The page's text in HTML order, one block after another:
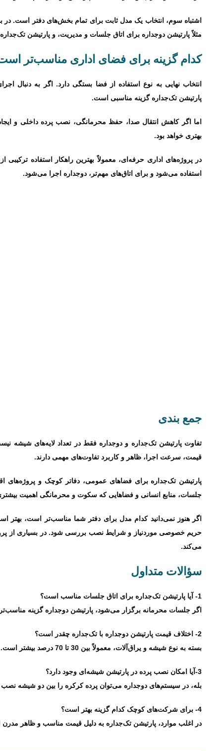
اشتباه سوم، انتخاب یک مدل ثابت برای تمام بخش‌های دفتر است. در
مثلاً پارتیشن دوجداره برای اتاق جلسات و مدیریت، و پارتیشن
کدام گزینه برای فضای اداری مناسب‌تر
انتخاب نهایی به نوع استفاده از فضا بستگی دارد. اگر به دنبال
پارتیشن تک‌جداره گزینه مناسبی است.
اما اگر کاهش انتقال صدا، حفظ محرمانگی، نصب پرده داخلی و
بهتری خواهد بود.
در پروژه‌های اداری حرفه‌ای، معمولاً بهترین راهکار استفاده
استفاده می‌شود و برای اتاق‌های مهم‌تر، دوجداره اجرا می‌شود.
جمع‌ بندی
تفاوت پارتیشن تک‌جداره و دوجداره فقط در تعداد لایه‌های
قیمت، سرعت اجرا، ظاهر و کاربرد تفاوت‌های مهمی دارند.
پارتیشن تک‌جداره برای فضاهای عمومی، دفاتر کوچک و پروژه‌های
جلسات، منابع انسانی و فضاهایی که سکوت و محرمانگی اهمیت
اگر هنوز نمی‌دانید کدام مدل برای دفتر شما مناسب‌تر است، بهتر
حریم خصوصی موردنیاز و شرایط نصب بررسی شود. در بسیاری از
می‌کند.
سؤالات متداول
1- آیا پارتیشن تک‌جداره برای اتاق جلسات مناسب است؟
اگر جلسات محرمانه برگزار می‌شود، پارتیشن دوجداره گزینه
2- اختلاف قیمت پارتیشن دوجداره با تک‌جداره چقدر است؟
بسته به نوع شیشه و یراق‌آلات، معمولاً بین 30 تا 70 درصد بیشتر است.
3-آیا امکان نصب پرده در پارتیشن شیشه‌ای وجود دارد؟
بله، در سیستم‌های دوجداره می‌توان پرده کرکره را بین دو شیشه
4- برای شرکت‌های کوچک کدام گزینه بهتر است؟
در اغلب موارد، پارتیشن تک‌جداره به دلیل قیمت مناسب و ظاهر